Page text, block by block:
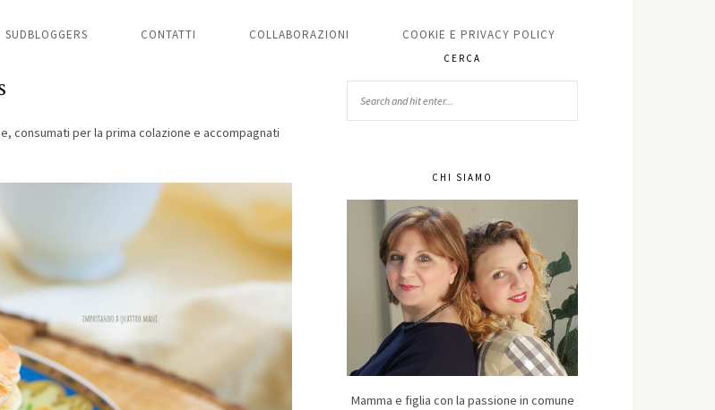
SUDBLOGGERS CONTATTI COLLABORAZIONI COOKIE E PRIVACY POLICY
consumati per la prima colazione e accompagnati
CERCA
CHI SIAMO
Mamma e figlia con la passione in comune